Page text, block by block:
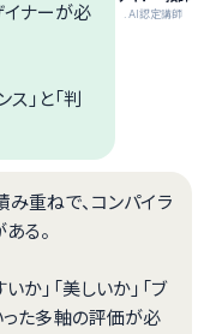
.AI認定講師
イナーが必
」と「判
み重ねで、コンパイラ
る。
か」「美しいか」「ブ
った多軸の評価が必